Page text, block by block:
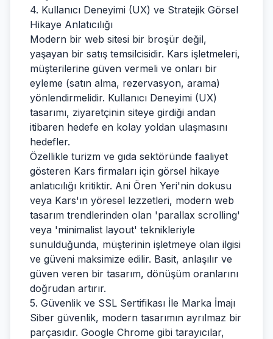
4. Kullanıcı Deneyimi (UX) ve Stratejik Görsel
Hikaye Anlatıcılığı
Modern bir web sitesi bir broşür değil,
yaşayan bir satış temsilcisidir. Kars işletmeleri,
müşterilerine güven vermeli ve onları bir
eyleme (satın alma, rezervasyon, arama)
yönlendirmelidir. Kullanıcı Deneyimi (UX)
tasarımı, ziyaretçinin siteye girdiği andan
itibaren hedefe en kolay yoldan ulaşmasını
hedefler.
Özellikle turizm ve gıda sektöründe faaliyet
gösteren Kars firmaları için görsel hikaye
anlatıcılığı kritiktir. Ani Ören Yeri'nin dokusu
veya Kars'ın yöresel lezzetleri, modern web
tasarım trendlerinden olan 'parallax scrolling'
veya 'minimalist layout' teknikleriyle
sunulduğunda, müşterinin işletmeye olan ilgisi
ve güveni maksimize edilir. Basit, anlaşılır ve
güven veren bir tasarım, dönüşüm oranlarını
doğrudan artırır.
5. Güvenlik ve SSL Sertifikası İle Marka İmajı
Siber güvenlik, modern tasarımın ayrılmaz bir
parçasıdır. Google Chrome gibi tarayıcılar,